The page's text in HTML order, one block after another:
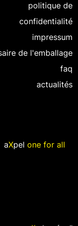
politique de
confidentialité
impressum
de l'emballage
faq
actualités
aXpel one for all